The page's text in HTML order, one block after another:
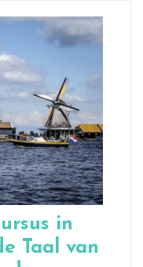
in
Taal van